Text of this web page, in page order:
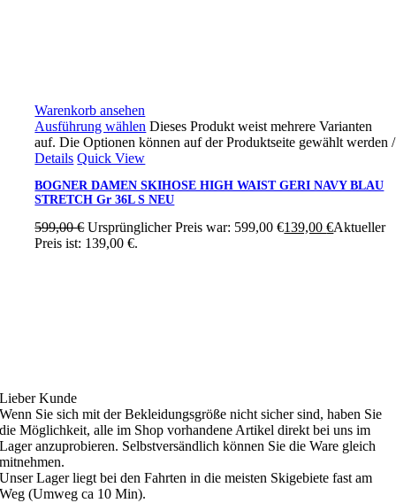
Warenkorb ansehen
Ausführung wählen Dieses Produkt weist mehrere Varianten
auf. Die Optionen können auf der Produktseite gewählt werden/
Details Quick View
BOGNER DAMEN SKIHOSE HIGH WAIST GERI NAVY BLAU
STRETCH Gr 36L S NEU
599,00€ Ursprünglicher Preis war: 599,00 €139,00€Aktueller
Preis ist: 139,00 €.
Lieber Kunde
Wenn Sie sich mit der Bekleidungsgröße nicht sicher sind, haben Sie
die Möglichkeit, alle im Shop vorhandene Artikel direkt bei uns im
Lager anzuprobieren. Selbstversändlich können Sie die Ware gleich
mitnehmen.
Unser Lager liegt bei den Fahrten in die meisten Skigebiete fast am
Weg (Umweg ca 10 Min).